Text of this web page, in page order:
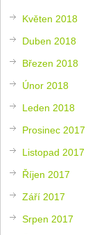
Květen 2018
Duben 2018
Březen 2018
Únor 2018
Leden 2018
Prosinec 2017
Listopad 2017
Říjen 2017
Září 2017
Srpen 2017